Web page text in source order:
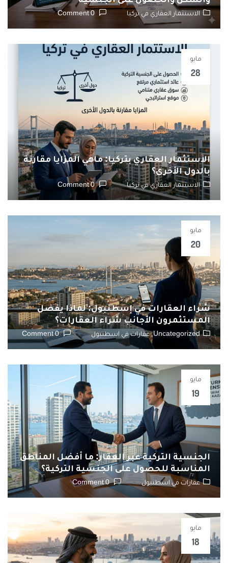
الاستثمار العقاري في تركيا
مايو
28
الاستثمار العقاري بتركيا: ماهي المزايا مقارنة
بالدول الأخرى؟
الاستثمار العقاري في تركيا 0 Comment
مايو
20
شراء العقارات في إسطنبول: لماذا يفضل
المستثمرون الأجانب شراء العقارات؟
Uncategorized, عقارات في اسطنبول 0 Comment
مايو
19
الجنسية التركية عبر العقار: ما أفضل المناطق
المناسبة للحصول على الجنسية التركية؟
عقارات في اسطنبول 0 Comment
مايو
18